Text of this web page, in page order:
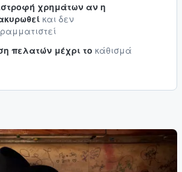
χρημάτων αν η
και δεν
πελατών μέχρι το κάθισμά